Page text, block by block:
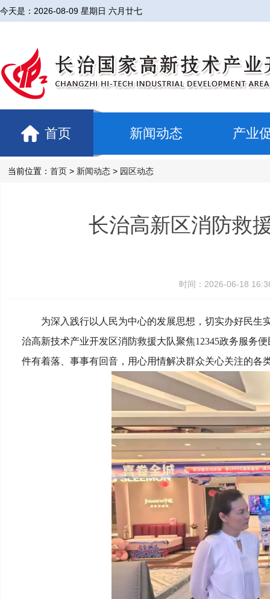
今天是： 2026-08-09 星期日 六月廿七
首页 新闻动态 产业
当前位置： 首页 > 新闻动态 > 园区动态
长治高新区消防救
时间：2026-06-18
为深入践行以人民为中心的发展思想，切实办好民生
治高新技术产业开发区消防救援大队聚焦12345政务服务
件有着落、事事有回音，用心用情解决群众关心关注的各